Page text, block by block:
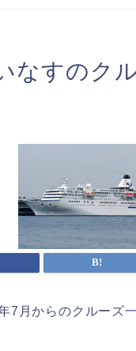
なすのク
7月からのクルーズ